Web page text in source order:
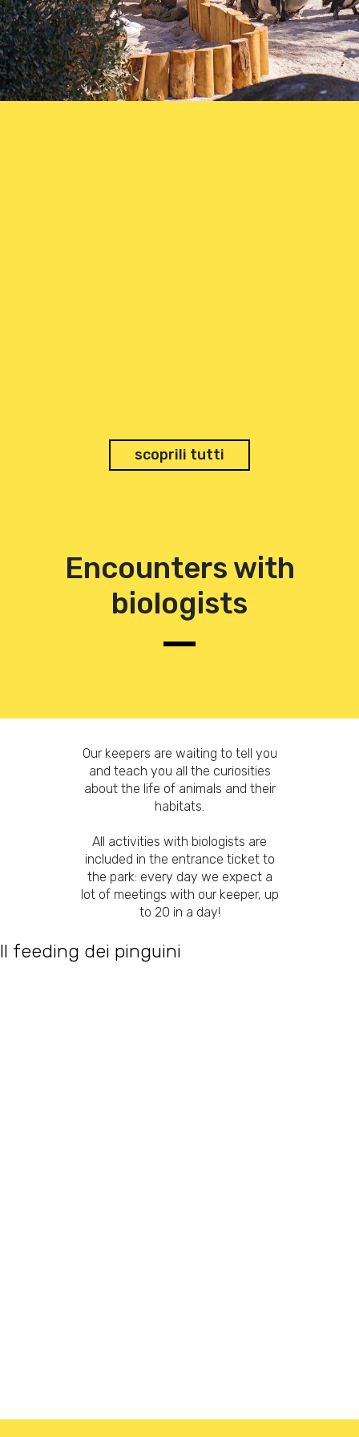
scoprili tutti
Encounters with
biologists
Our keepers are waiting to tell you
and teach you all the curiosities
about the life of animals and their
habitats.
All activities with biologists are
included in the entrance ticket to
the park: every day we expect a
lot of meetings with our keeper, up
to 20 in a day!
Il feeding dei pinguini